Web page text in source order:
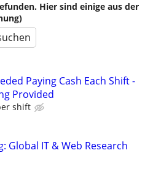
Hier sind einige aus der
Paying Cash Each Shift -
Provided
shift
Global IT & Web Research